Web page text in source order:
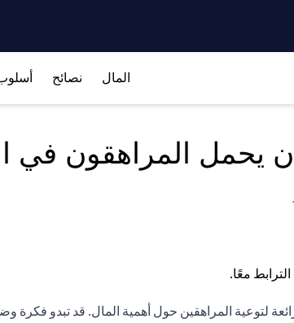
المال نصائح
المراهقون في
لتوعية المراهقين حول أهمية المال. قد تبدو فكرة